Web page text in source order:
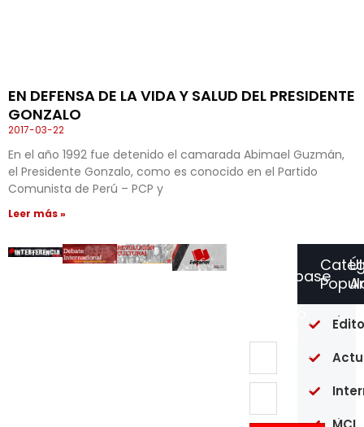
EN DEFENSA DE LA VIDA Y SALUD DEL PRESIDENTE
GONZALO
2017-03-22
En el año 1992 fue detenido el camarada Abimael Guzmán,
el Presidente Gonzalo, como es conocido en el Partido
Comunista de Perú – PCP y
Leer más »
Suscríbase